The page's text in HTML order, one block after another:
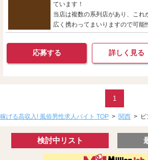
ています！
当店は複数の系列店があり、これ
広く携わってまいりますので可能
応募する 詳しく見る
1
稼げる高収入! 風俗男性求人バイト TOP > 関西 >
検討中リスト